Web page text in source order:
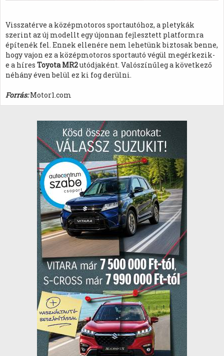
Visszatérve a középmotoros sportautóhoz, a pletykák
szerint az új modellt egy újonnan fejlesztett platformra
építenék fel. Ennek ellenére nem lehetünk biztosak benne,
hogy vajon ez a középmotoros sportautó végül megérkezik-
e a híres Toyota MR2utódjaként. Valószínűleg a következő
néhány éven belül ez ki fog derülni.
Forrás:Motor1.com